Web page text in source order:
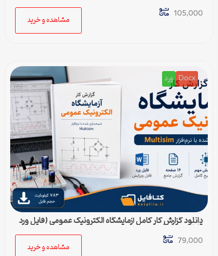
105,000
مشاهده و خرید
Docx ورد
دانلود گزارش کار کامل آزمایشگاه الکترونیک عمومی (فایل ورد
قابل ویرایش)
79,000
مشاهده و خرید